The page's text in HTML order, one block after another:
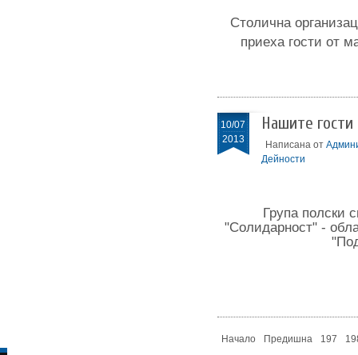
Столична
приеха гости от
10/07
2013
Нашите
Написана от
Дейности
Група полски
"Солидарност" -
Начало Предишна 197